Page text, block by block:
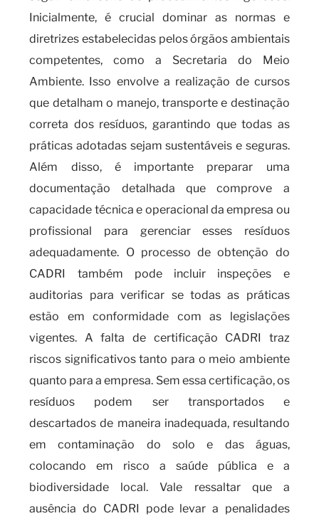
Inicialmente, é crucial dominar as normas e
diretrizes estabelecidas pelos órgãos ambientais
competentes, como a Secretaria do Meio
Ambiente. Isso envolve a realização de cursos
que detalham o manejo, transporte e destinação
correta dos resíduos, garantindo que todas as
práticas adotadas sejam sustentáveis e seguras.
Além disso, é importante preparar uma
documentação detalhada que comprove a
capacidade técnica e operacional da empresa ou
profissional para gerenciar esses resíduos
adequadamente. O processo de obtenção do
CADRI também pode incluir inspeções e
auditorias para verificar se todas as práticas
estão em conformidade com as legislações
vigentes. A falta de certificação CADRI traz
riscos significativos tanto para o meio ambiente
quanto para a empresa. Sem essa certificação, os
resíduos podem ser transportados e
descartados de maneira inadequada, resultando
em contaminação do solo e das águas,
colocando em risco a saúde pública e a
biodiversidade local. Vale ressaltar que a
ausência do CADRI pode levar a penalidades